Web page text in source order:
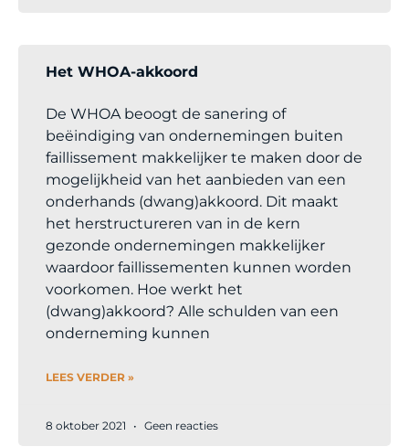
Het WHOA-akkoord
De WHOA beoogt de sanering of
beëindiging van ondernemingen buiten
faillissement makkelijker te maken door de
mogelijkheid van het aanbieden van een
onderhands (dwang)akkoord. Dit maakt
het herstructureren van in de kern
gezonde ondernemingen makkelijker
waardoor faillissementen kunnen worden
voorkomen. Hoe werkt het
(dwang)akkoord? Alle schulden van een
onderneming kunnen
LEES VERDER »
8 oktober 2021 Geen reacties